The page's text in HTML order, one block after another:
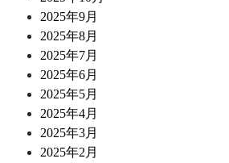
2025年9月
2025年8月
2025年7月
2025年6月
2025年5月
2025年4月
2025年3月
2025年2月